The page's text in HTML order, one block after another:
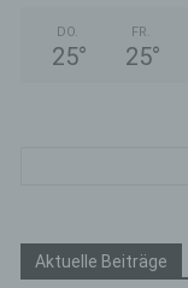
DO.
25°
FR.
25°
Aktuelle Beiträge